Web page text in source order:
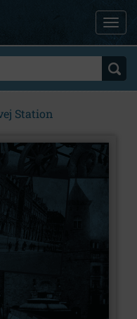
Station